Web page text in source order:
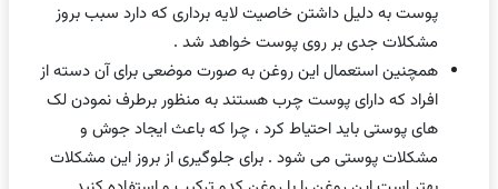
پوست به دلیل داشتن خاصیت لایه برداری که دارد سبب بروز
مشکلات جدی بر روی پوست خواهد شد .
همچنین استعمال این روغن به صورت موضعی برای آن دسته از
افراد که دارای پوست چرب هستند به منظور برطرف نمودن لک
های پوستی باید احتیاط کرد ، چرا که باعث ایجاد جوش و
مشکلات پوستی می شود . برای جلوگیری از بروز این مشکلات